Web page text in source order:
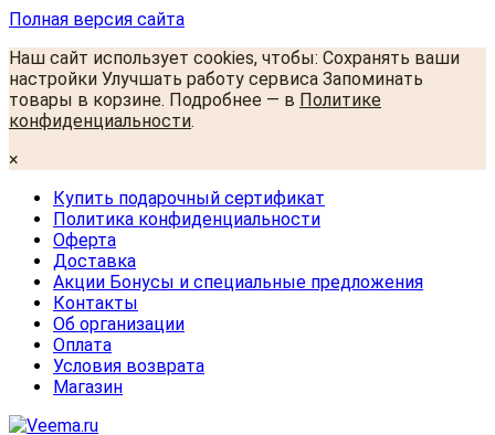
Полная версия сайта
Наш сайт использует cookies, чтобы: Сохранять ваши
настройки Улучшать работу сервиса Запоминать
товары в корзине. Подробнее — в Политике
конфиденциальности.
×
Купить подарочный сертификат
Политика конфиденциальности
Оферта
Доставка
Акции Бонусы и специальные предложения
Контакты
Об организации
Оплата
Условия возврата
Магазин